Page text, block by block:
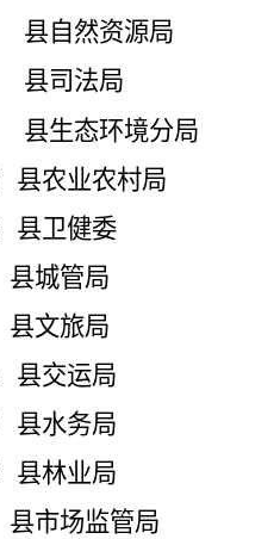
县自然资源局
县司法局
县生态环境分局
县农业农村局
县卫健委
县城管局
县文旅局
县交运局
县水务局
县林业局
县市场监管局